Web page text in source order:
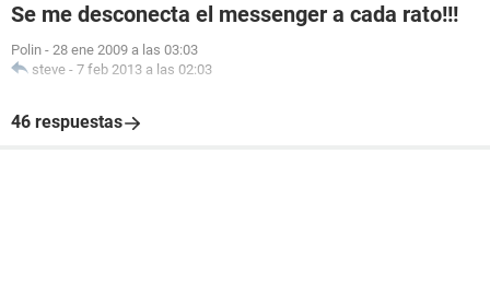
Se me desconecta el messenger a cada rato!!!
Polin - 28 ene 2009 a las 03:03
steve - 7 feb 2013 a las 02:03
46 respuestas